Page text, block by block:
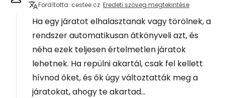
Fordította: cestee.cz Eredeti szöveg megtekintése
Ha egy járatot elhalasztanak vagy törölnek, a
rendszer automatikusan átkönyveli azt, és
néha ezek teljesen értelmetlen járatok
lehetnek. Ha repülni akartál, csak fel kellett
hívnod őket, és ők úgy változtatták meg a
járatokat, ahogy te akartad...